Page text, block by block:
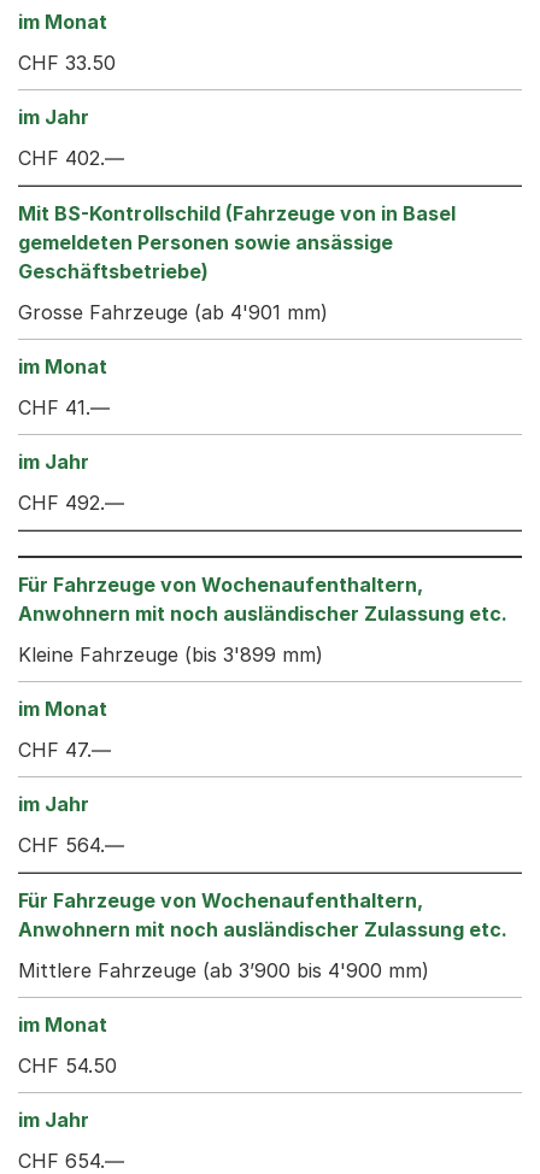
CHF 33.50
CHF 402.—
Grosse Fahrzeuge (ab 4'901 mm)
CHF 41.—
CHF 492.—
Kleine Fahrzeuge (bis 3'899 mm)
CHF 47.—
CHF 564.—
Mittlere Fahrzeuge (ab 3’900 bis 4'900 mm)
CHF 54.50
CHF 654.—